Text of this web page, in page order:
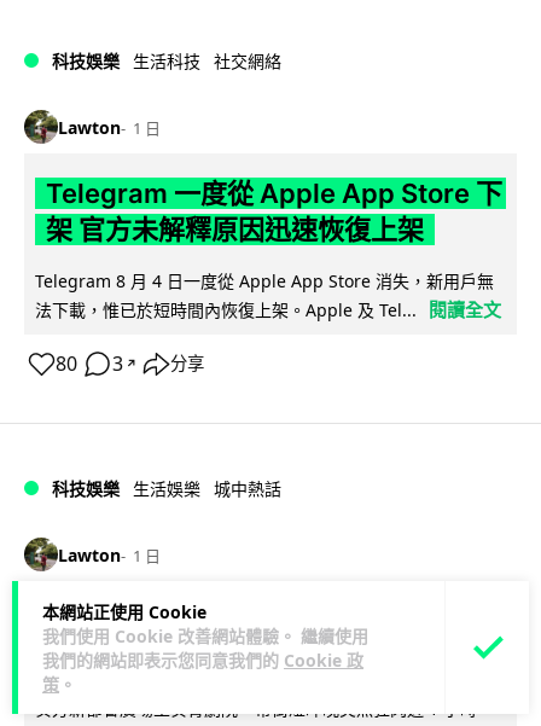
本網站正使用 Cookie
我們使用 Cookie 改善網站體驗。 繼續使用
我們的網站即表示您同意我們的 Cookie 政
策 。
科技娛樂 生活科技 社交網絡
Lawton 1 日
Telegram 一度從 Apple App Store 下
架 官方未解釋原因迅速恢復上架
Telegram 8 月 4 日一度從 Apple App Store 消失，新用戶無
法下載，惟已於短時間內恢復上架。Apple 及 Tel...
閱讀全文
80 3 ↗ 分享
科技娛樂 生活娛樂 城中熱話
Lawton 1 日
葵芳街燈狂閃近 1 小時 網民笑稱「幻彩
泳葵芳」
葵芳新都會廣場至葵青劇院一帶街燈昨晚突然狂閃近 1 小時，